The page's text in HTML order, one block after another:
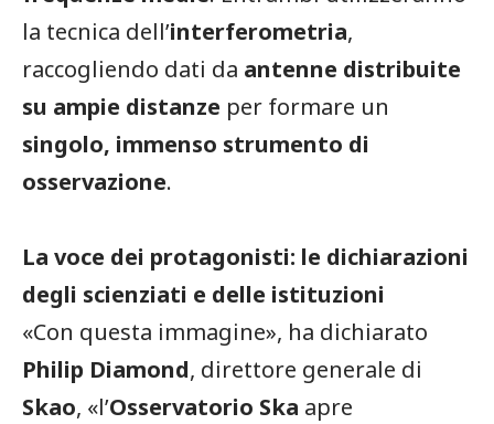
la tecnica dell’interferometria,
raccogliendo dati da antenne distribuite
su ampie distanze per formare un
singolo, immenso strumento di
osservazione.
La voce dei protagonisti: le dichiarazioni
degli scienziati e delle istituzioni
«Con questa immagine», ha dichiarato
Philip Diamond, direttore generale di
Skao, «l’Osservatorio Ska apre